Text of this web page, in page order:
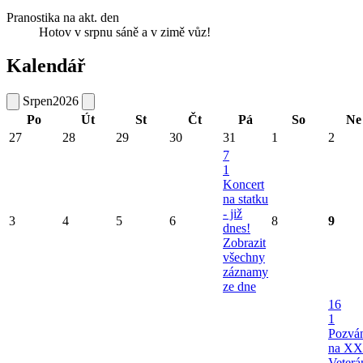
Pranostika na akt. den
Hotov v srpnu sáně a v zimě vůz!
Kalendář
Srpen2026
Po
Út St Čt Pá So
Ne
27
28 29 30 31 1 2
3 4 5 6
7
1
Koncert
na statku
- již
dnes!
Zobrazit
všechny
záznamy
ze dne
8 9
16
1
na